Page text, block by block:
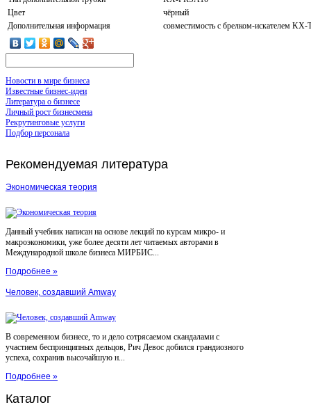
Цвет
чёрный
Дополнительная информация
совместимость с брелком-искателем
Новости в мире бизнеса
Известные бизнес-идеи
Литература о бизнесе
Личный рост бизнесмена
Рекрутинговые услуги
Подбор персонала
Рекомендуемая литература
Экономическая теория
Данный учебник написан на основе лекций по курсам микро- и
макроэкономики, уже более десяти лет читаемых авторами в
Международной школе бизнеса МИРБИС...
Подробнее »
Человек, создавший Amway
В современном бизнесе, то и дело сотрясаемом скандалами с
участием беспринципных дельцов, Рич Девос добился грандиозного
успеха, сохранив высочайшую н...
Подробнее »
Каталог